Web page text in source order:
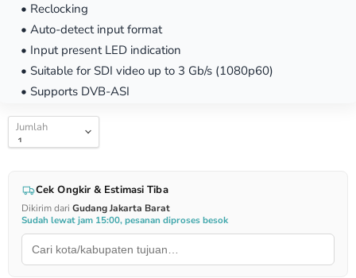
• Reclocking
• Auto-detect input format
• Input present LED indication
• Suitable for SDI video up to 3 Gb/s (1080p60)
• Supports DVB-ASI
Jumlah
Cek Ongkir & Estimasi Tiba
Dikirim dari Gudang Jakarta Barat
Sudah lewat jam 15:00, pesanan diproses besok